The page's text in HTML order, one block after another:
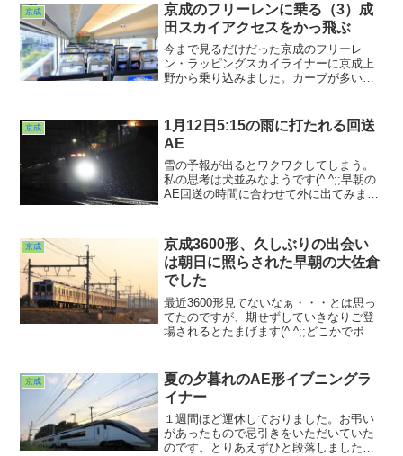
京成
京成のフリーレンに乗る（3）成
田スカイアクセスをかっ飛ぶ
今まで見るだけだった京成のフリーレ
ン・ラッピングスカイライナーに京成上
野から乗り込みました。カーブが多い俗
ってまったりとした空気が流れていまし
た。高砂の車庫を横目に北総線の高架に
上がるあたりはまだゆっくり。
京成
1月12日5:15の雨に打たれる回送
AE
雪の予報が出るとワクワクしてしまう。
私の思考は犬並みなようです(^ ^;;早朝の
AE回送の時間に合わせて外に出てみまし
てる始末。まぁ次に期待しましょうwww
京成
京成3600形、久しぶりの出会い
は朝日に照らされた早朝の大佐倉
でした
最近3600形見てないなぁ・・・とは思っ
てたのですが、期せずしていきなりご登
場されるとたまげます(^ ^;;どこかでボヤ
はなかなか難易度の高い相手です。この
日は狙わずとも会えたから運が良かっ
た・・・。ありがたや、ありがた
や・・・
京成
夏の夕暮れのAE形イブニングラ
イナー
１週間ほど運休しておりました。お弔い
があったもので忌引きをいただいていた
のです。とりあえずひと段落しましたの